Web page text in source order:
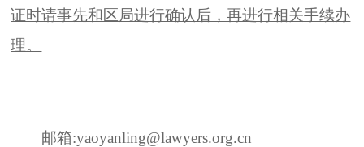
证时请事先和区局进行确认后，再进行相关手续办
理。
邮箱:yaoyanling@lawyers.org.cn